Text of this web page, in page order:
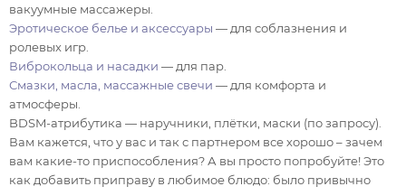
вакуумные массажеры.
Эротическое белье и аксессуары — для соблазнения и
ролевых игр.
Виброкольца и насадки — для пар.
Смазки, масла, массажные свечи — для комфорта и
атмосферы.
BDSM-атрибутика — наручники, плётки, маски (по запросу).
Вам кажется, что у вас и так с партнером все хорошо – зачем
вам какие-то приспособления? А вы просто попробуйте! Это
как добавить приправу в любимое блюдо: было привычно